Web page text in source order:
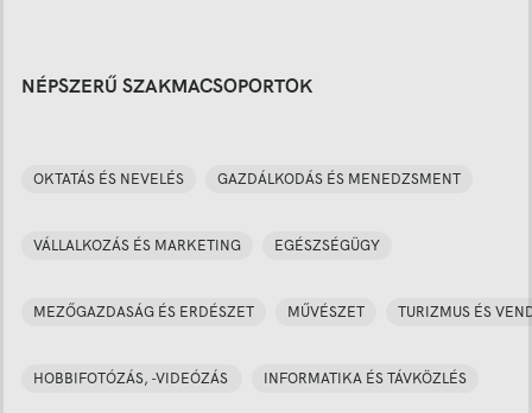
NÉPSZERŰ SZAKMACSOPORTOK
OKTATÁS ÉS NEVELÉS GAZDÁLKODÁS ÉS MENEDZSMENT
VÁLLALKOZÁS ÉS MARKETING EGÉSZSÉGÜGY
MEZŐGAZDASÁG ÉS ERDÉSZET MŰVÉSZET TURIZMUS ÉS
HOBBIFOTÓZÁS, -VIDEÓZÁS INFORMATIKA ÉS TÁVKÖZLÉS